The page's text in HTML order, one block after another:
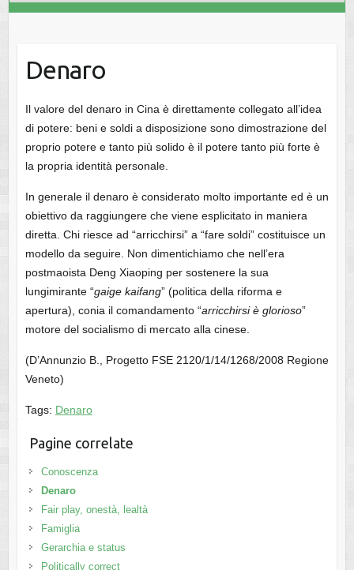
Denaro
Il valore del denaro in Cina è direttamente collegato all’idea
di potere: beni e soldi a disposizione sono dimostrazione del
proprio potere e tanto più solido è il potere tanto più forte è
la propria identità personale.
In generale il denaro è considerato molto importante ed è un
obiettivo da raggiungere che viene esplicitato in maniera
diretta. Chi riesce ad “arricchirsi” a “fare soldi” costituisce un
modello da seguire. Non dimentichiamo che nell’era
postmaoista Deng Xiaoping per sostenere la sua
lungimirante “gaige kaifang” (politica della riforma e
apertura), conia il comandamento “arricchirsi è glorioso”
motore del socialismo di mercato alla cinese.
(D’Annunzio B., Progetto FSE 2120/1/14/1268/2008 Regione
Veneto)
Tags: Denaro
Pagine correlate
Conoscenza
Denaro
Fair play, onestà, lealtà
Famiglia
Gerarchia e status
Politically correct